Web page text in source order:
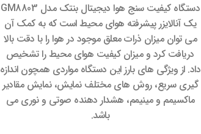
دستگاه کیفیت سنج هوا دیجیتال بنتک مدل GM8803
یک آنالایزر پیشرفته هوای محیط است که به کمک آن
می توان میزان ذرات معلق موجود در هوا را با دقت بالا
دریافت کرد و میزان کیفیت هوای محیط را تشخیص
داد. از ویژگی های بارز این دستگاه مواردی همچون اندازه
گیری سریع، روش های مختلف نمایش، نمایش مقادیر
ماکسیمم و مینیمم، هشدار دهنده صوتی و نوری می
باشد.